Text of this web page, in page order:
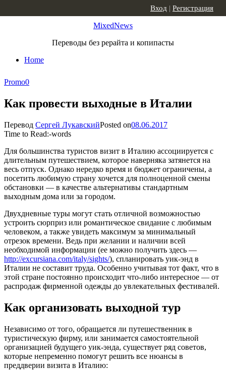
MixedNews
Переводы без рерайта и копипасты
Home
Вход | Регистрация
Promo0
Как провести выходные в Италии
Перевод Сергей ЛукавскийPosted on08.06.2017
Time to Read:-words
Для большинства туристов визит в Италию ассоциируется с
длительным путешествием, которое наверняка затянется на
весь отпуск. Однако нередко время и бюджет ограничены, а
посетить любимую страну хочется для полноценной смены
обстановки — в качестве альтернативы стандартным
выходным дома или за городом.
Двухдневные туры могут стать отличной возможностью
устроить сюрприз или романтическое свидание с любимым
человеком, а также увидеть максимум за минимальный
отрезок времени. Ведь при желании и наличии всей
необходимой информации (ее можно получить здесь —
http://excursiana.com/italy/sights/), спланировать уик-энд в
Италии не составит труда. Особенно учитывая тот факт, что в
этой стране постоянно происходит что-либо интересное — от
распродаж фирменной одежды до увлекательных фестивалей.
Как организовать выходной тур
Независимо от того, обращается ли путешественник в
туристическую фирму, или занимается самостоятельной
организацией будущего уик-энда, существует ряд советов,
которые непременно помогут решить все нюансы в
преддверии визита в Италию: